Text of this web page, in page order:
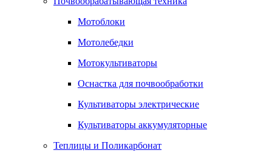
Мотоблоки
Мотолебедки
Мотокультиваторы
Оснастка для почвообработки
Культиваторы электрические
Культиваторы аккумуляторные
Теплицы и Поликарбонат